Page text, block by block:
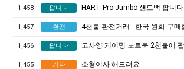
1,458 팝니다 HART Pro Jumbo 샌드백 팝니다
1,457 환전 4천불 환전거래 - 한국 원화 구매
1,456 팝니다 고사양 게이밍 노트북 2천불에
1,455 기타 소형이사 해드려요